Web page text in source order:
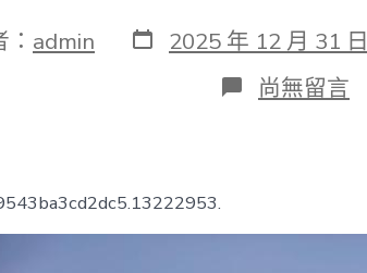
admin 發
表
2025 年 12 月 31 日
在
〈九
“三
尚無留言